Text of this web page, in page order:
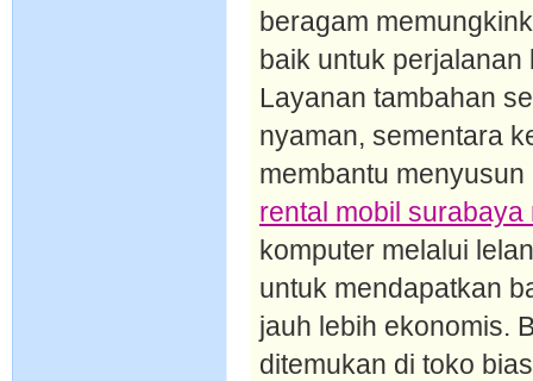
beragam
baik untuk
Layanan tambahan
nyaman, sementara
membantu
rental mobil surabaya
komputer melalui
untuk mendapatkan
jauh lebih ekonomis.
ditemukan di toko